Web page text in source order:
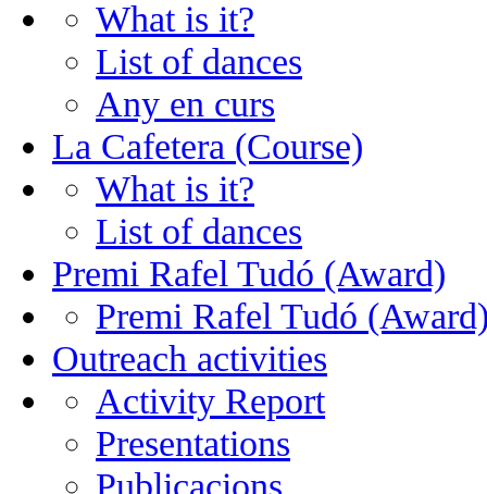
What is it?
List of dances
Any en curs
La Cafetera (Course)
What is it?
List of dances
Premi Rafel Tudó (Award)
Premi Rafel Tudó
Outreach activities
Activity Report
Presentations
Publicacions